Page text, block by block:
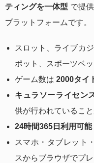
ティングを一体型 で提
プラットフォームです。
スロット、ライブカ
ポット、スポーツベ
ゲーム数は 2000タイ
キュラソーライセン
供が行われているこ
24時間365日利用可能
スマホ・タブレット
スからブラウザでプ